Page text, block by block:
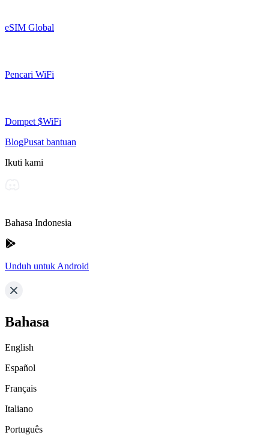
eSIM Global
Pencari WiFi
Dompet $WiFi
BlogPusat bantuan
Ikuti kami
Bahasa Indonesia
Unduh untuk Android
Bahasa
English
Español
Français
Italiano
Português